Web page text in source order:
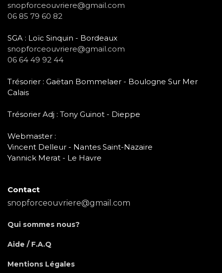
snopforceouvriere@gmail.com
06 85 79 60 82
SGA : Loïc Sinquin - Bordeaux
snopforceouvriere@gmail.com
06 64 49 92 44
Trésorier : Gaëtan Bommelaer - Boulogne Sur Mer
Calais
Trésorier Adj : Tony Guinot - Dieppe
Webmaster :
Vincent Delleur - Nantes Saint-Nazaire
Yannick Merat - Le Havre
Contact
snopforceouvriere@gmail.com
Qui sommes nous?
Aide / F.A.Q
Mentions Légales